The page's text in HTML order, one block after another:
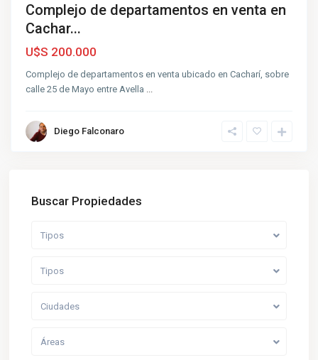
Complejo de departamentos en venta en
Cachar...
U$S 200.000
Complejo de departamentos en venta ubicado en Cacharí, sobre
calle 25 de Mayo entre Avella
Diego Falconaro
Buscar Propiedades
Tipos
Tipos
Ciudades
Áreas